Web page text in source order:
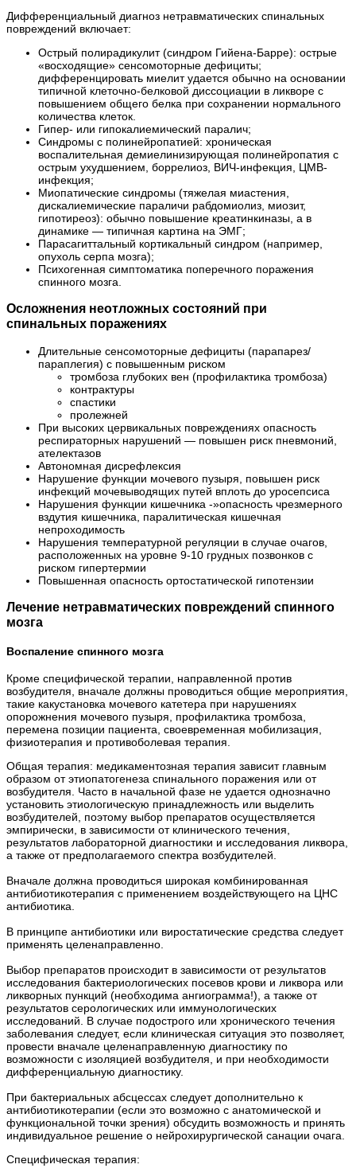
Дифференциальный диагноз нетравматических спинальных
повреждений включает:
Острый полирадикулит (синдром Гийена-Барре): острые
«восходящие» сенсомоторные дефициты;
дифференцировать миелит удается обычно на основании
типичной клеточно-белковой диссоциации в ликворе с
повышением общего белка при сохранении нормального
количества клеток.
Гипер- или гипокалиемический паралич;
Синдромы с полинейропатией: хроническая
воспалительная демиелинизирующая полинейропатия с
острым ухудшением, боррелиоз, ВИЧ-инфекция, ЦМВ-
инфекция;
Миопатические синдромы (тяжелая миастения,
дискалиемические параличи рабдомиолиз, миозит,
гипотиреоз): обычно повышение креатинкиназы, а в
динамике — типичная картина на ЭМГ;
Парасагиттальный кортикальный синдром (например,
опухоль серпа мозга);
Психогенная симптоматика поперечного поражения
спинного мозга.
Осложнения неотложных состояний при
спинальных поражениях
Длительные сенсомоторные дефициты (парапарез/
параплегия) с повышенным риском
тромбоза глубоких вен (профилактика тромбоза)
контрактуры
спастики
пролежней
При высоких цервикальных повреждениях опасность
респираторных нарушений — повышен риск пневмоний,
ателектазов
Автономная дисрефлексия
Нарушение функции мочевого пузыря, повышен риск
инфекций мочевыводящих путей вплоть до уросепсиса
Нарушения функции кишечника -»опасность чрезмерного
вздутия кишечника, паралитическая кишечная
непроходимость
Нарушения температурной регуляции в случае очагов,
расположенных на уровне 9-10 грудных позвонков с
риском гипертермии
Повышенная опасность ортостатической гипотензии
Лечение нетравматических повреждений спинного
мозга
Воспаление спинного мозга
Кроме специфической терапии, направленной против
возбудителя, вначале должны проводиться общие мероприятия,
такие какустановка мочевого катетера при нарушениях
опорожнения мочевого пузыря, профилактика тромбоза,
перемена позиции пациента, своевременная мобилизация,
физиотерапия и противоболевая терапия.
Общая терапия: медикаментозная терапия зависит главным
образом от этиопатогенеза спинального поражения или от
возбудителя. Часто в начальной фазе не удается однозначно
установить этиологическую принадлежность или выделить
возбудителей, поэтому выбор препаратов осуществляется
эмпирически, в зависимости от клинического течения,
результатов лабораторной диагностики и исследования ликвора,
а также от предполагаемого спектра возбудителей.
Вначале должна проводиться широкая комбинированная
антибиотикотерапия с применением воздействующего на ЦНС
антибиотика.
В принципе антибиотики или виростатические средства следует
применять целенаправленно.
Выбор препаратов происходит в зависимости от результатов
исследования бактериологических посевов крови и ликвора или
ликворных пункций (необходима ангиограмма!), а также от
результатов серологических или иммунологических
исследований. В случае подострого или хронического течения
заболевания следует, если клиническая ситуация это позволяет,
провести вначале целенаправленную диагностику по
возможности с изоляцией возбудителя, и при необходимости
дифференциальную диагностику.
При бактериальных абсцессах следует дополнительно к
антибиотикотерапии (если это возможно с анатомической и
функциональной точки зрения) обсудить возможность и принять
индивидуальное решение о нейрохирургической санации очага.
Специфическая терапия: